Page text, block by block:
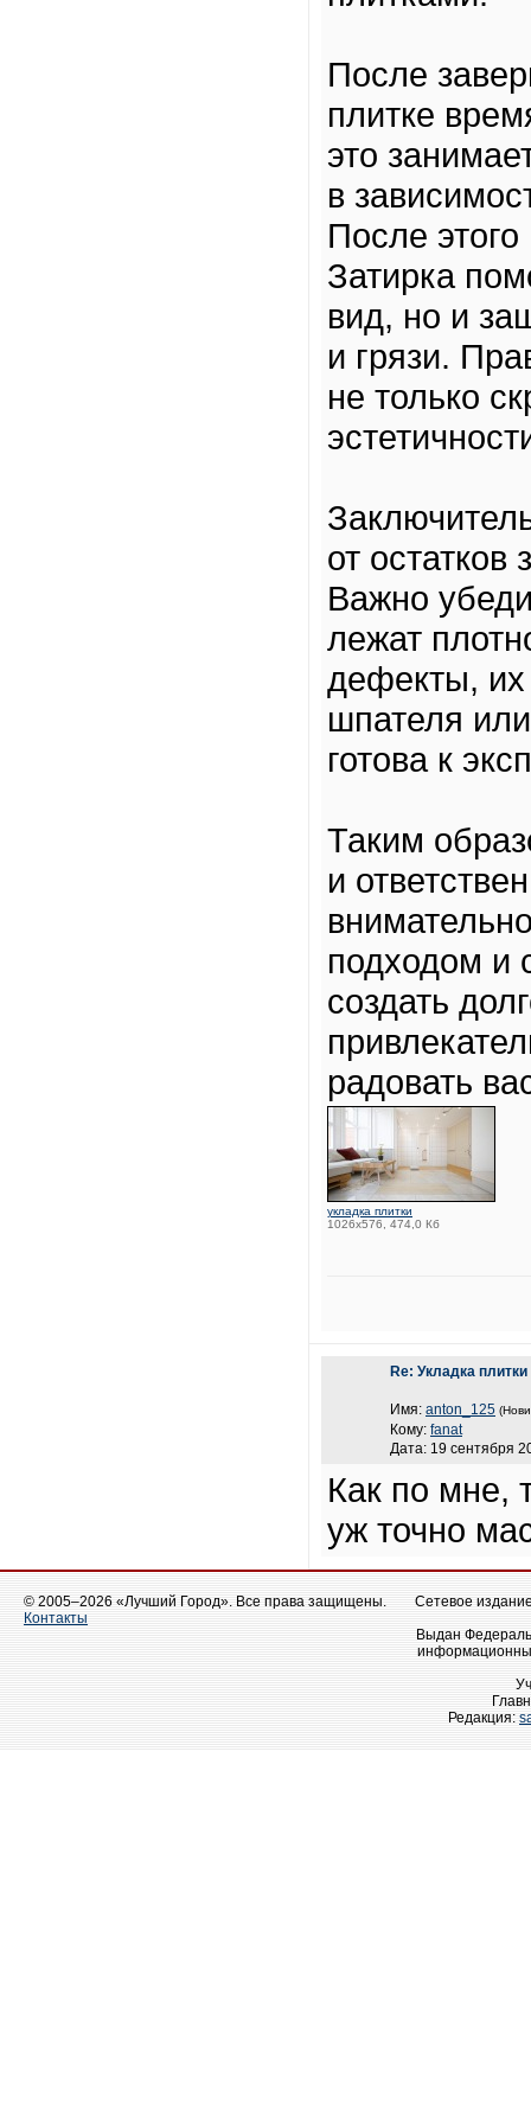
После
плитке
это
в
После
Затирка
вид, но и
и грязи.
не только
от остатков
Важно
лежат
дефекты,
шпателя
готова к
Таким
и
подходом и
создать
радовать
укладка плитки
1026x576, 474,0 Кб
Re: Укладка плитки
Имя: anton_125
Кому: fanat
Дата: 19 сентября
Как по мне,
уж точно
© 2005–2026 «Лучший Город». Все права защищены.
Контакты
Сетевое
Выдан
Редакция: